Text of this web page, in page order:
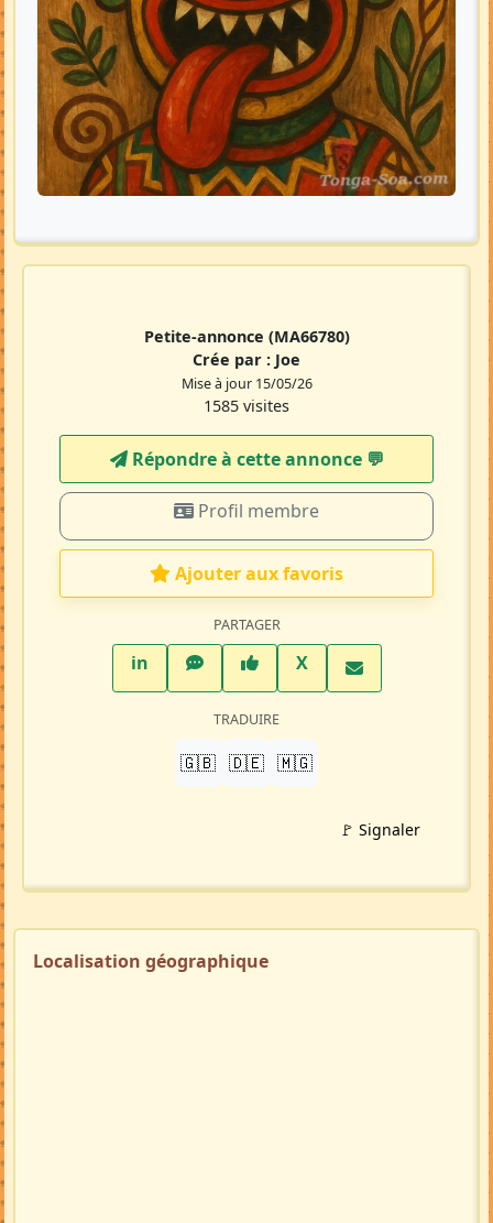
Petite-annonce (MA66780)
Crée par : Joe
Mise à jour 15/05/26
1585 visites
Répondre à cette annonce 💬​
Profil membre
Ajouter aux favoris
PARTAGER
inLinkedInWhatsAppFacebook
XTwitter X
TRADUIRE
🇬🇧 🇩🇪 🇲🇬
🚩 Signaler
Localisation géographique